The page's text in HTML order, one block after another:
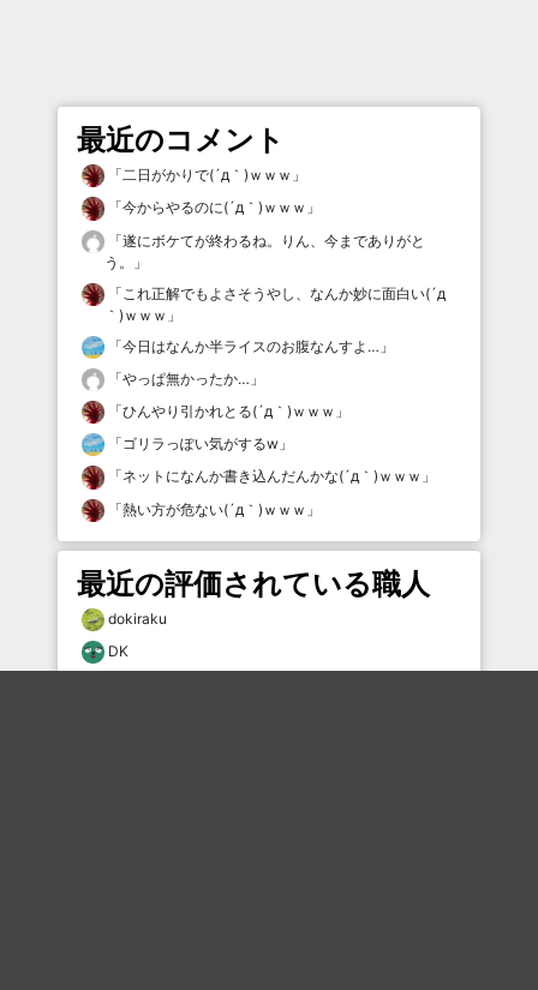
最近のコメント
「二日がかりで(´д｀)ｗｗｗ 」
「今からやるのに(´д｀)ｗｗｗ 」
「遂にボケてが終わるね。りん、今までありがと
う。
」
「 これ正解でもよさそうやし、なんか妙に面白い(´д
｀)ｗｗｗ 」
「今日はなんか半ライスのお腹なんすよ… 」
「やっぱ無かったか… 」
「ひんやり引かれとる(´д｀)ｗｗｗ 」
「ゴリラっぽい気がするw 」
「ネットになんか書き込んだんかな(´д｀)ｗｗｗ 」
「熱い方が危ない(´д｀)ｗｗｗ 」
最近の評価されている職人
dokiraku
DK